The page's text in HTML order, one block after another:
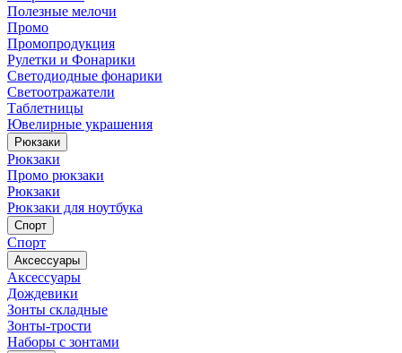
Полезные мелочи
Промо
Промопродукция
Рулетки и Фонарики
Светодиодные фонарики
Светоотражатели
Таблетницы
Ювелирные украшения
Рюкзаки
Рюкзаки
Промо рюкзаки
Рюкзаки
Рюкзаки для ноутбука
Спорт
Спорт
Аксессуары
Аксессуары
Дождевики
Зонты складные
Зонты-трости
Наборы с зонтами